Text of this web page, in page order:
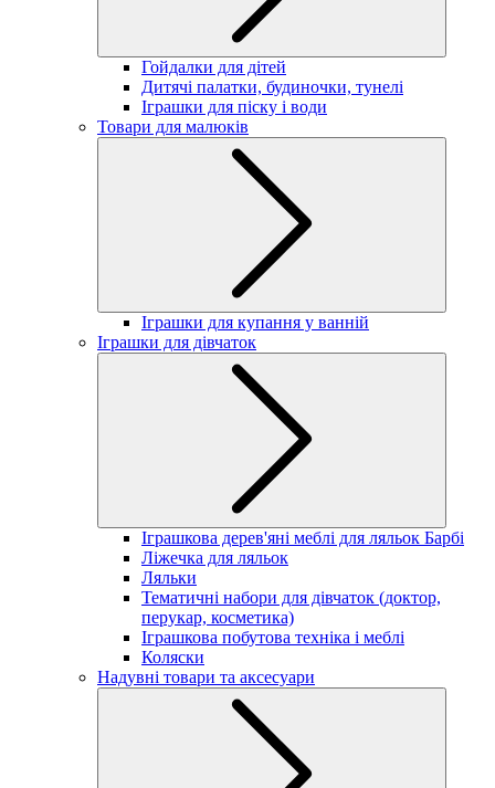
Гойдалки для дітей
Дитячі палатки, будиночки, тунелі
Іграшки для піску і води
Товари для малюків
Іграшки для купання у ванній
Іграшки для дівчаток
Іграшкова дерев'яні меблі для ляльок Барбі
Ліжечка для ляльок
Ляльки
Тематичні набори для дівчаток (доктор,
перукар, косметика)
Іграшкова побутова техніка і меблі
Коляски
Надувні товари та аксесуари